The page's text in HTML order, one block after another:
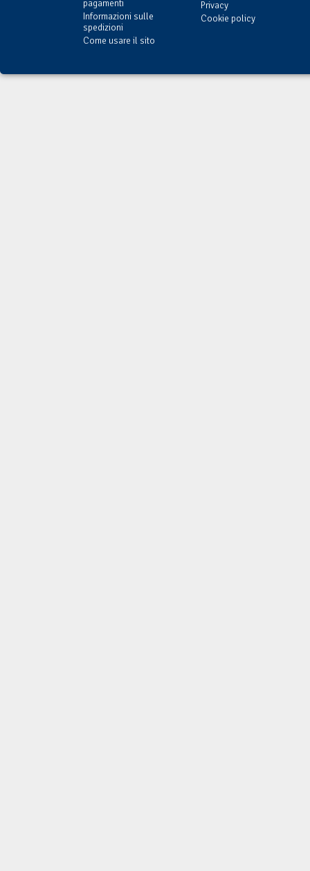
pagamenti
Informazioni sulle
spedizioni
Come usare il sito
Privacy
Cookie policy